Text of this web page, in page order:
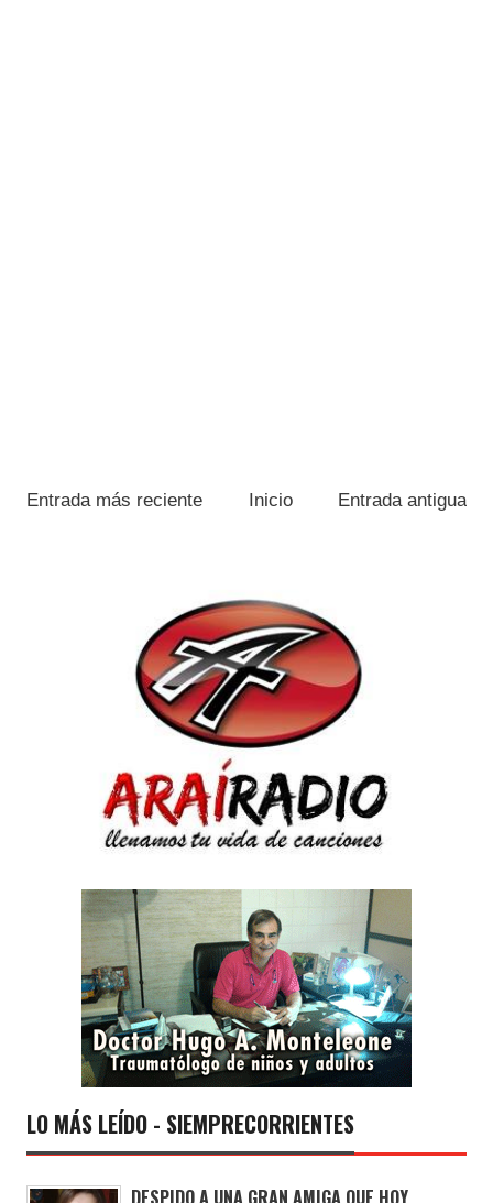
Entrada más reciente Entrada antigua
Inicio
LO MÁS LEÍDO - SIEMPRECORRIENTES
DESPIDO A UNA GRAN AMIGA QUE HOY